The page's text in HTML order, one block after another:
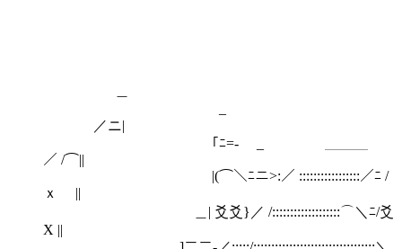
／ニ|
｢ﾆ=- _ ＿＿＿
／ /⌒||
|(⌒＼ﾆニ>:／ :::::::::::::::::／ﾆ /
ｘ ||
＿| 爻爻}／ /:::::::::::::::::::⌒＼ﾆ/爻
X ||